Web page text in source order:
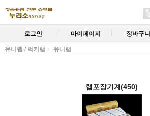
로그인 마이페이지 장바구니
유니랩 / 럭키랩 유니랩
랩포장기계(450)